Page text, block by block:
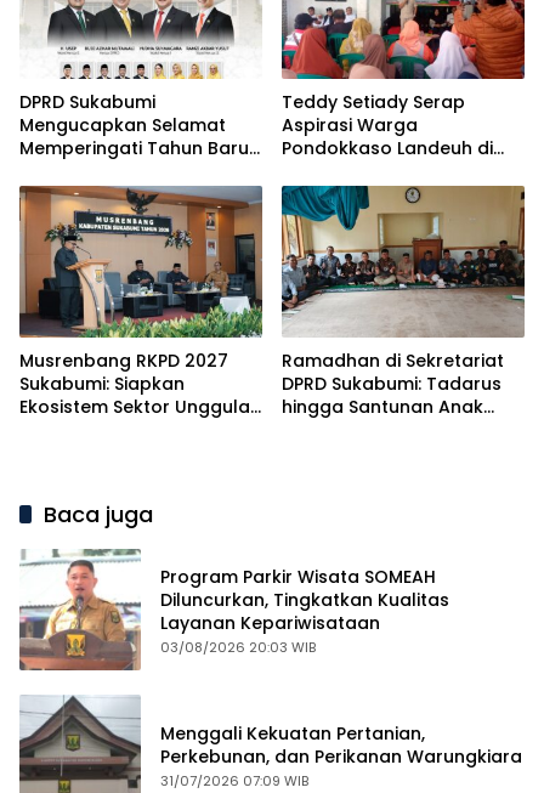
DPRD Sukabumi
Mengucapkan Selamat
Memperingati Tahun Baru
Teddy Setiady Serap
Aspirasi Warga
Pondokkaso Landeuh di
Musrenbang RKPD 2027
Sukabumi: Siapkan
Ekosistem Sektor Unggulan
Ramadhan di Sekretariat
DPRD Sukabumi: Tadarus
hingga Santunan Anak
Baca juga
Program Parkir Wisata SOMEAH
Diluncurkan, Tingkatkan Kualitas
Layanan Kepariwisataan
03/08/2026 20:03 WIB
Menggali Kekuatan Pertanian,
Perkebunan, dan Perikanan Warungkiara
31/07/2026 07:09 WIB